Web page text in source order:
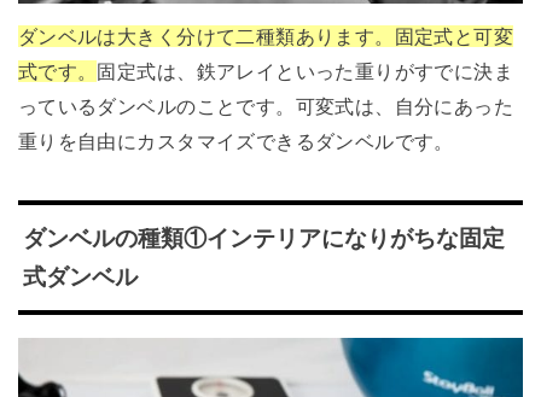
ダンベルは大きく分けて二種類あります。固定式と可変
式です。 固定式は、鉄アレイといった重りがすでに決ま
っているダンベルのことです。可変式は、自分にあった
重りを自由にカスタマイズできるダンベルです。
ダンベルの種類①インテリアになりがちな固定
式ダンベル